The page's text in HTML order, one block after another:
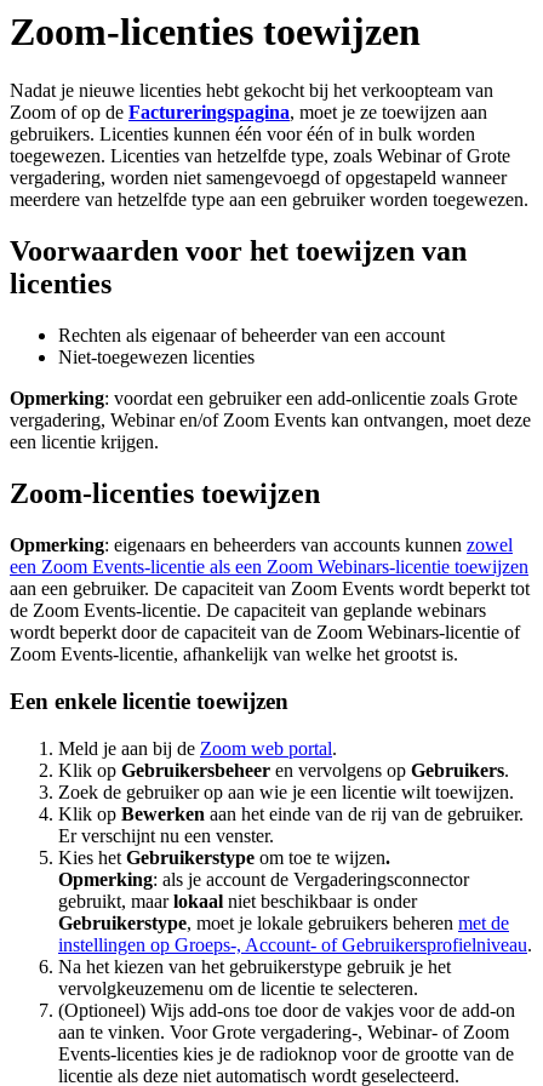
Zoom-licenties toewijzen
Nadat je nieuwe licenties hebt gekocht bij het verkoopteam van
Zoom of op de Factureringspagina, moet je ze toewijzen aan
gebruikers. Licenties kunnen één voor één of in bulk worden
toegewezen. Licenties van hetzelfde type, zoals Webinar of Grote
vergadering, worden niet samengevoegd of opgestapeld wanneer
meerdere van hetzelfde type aan een gebruiker worden toegewezen.
Voorwaarden voor het toewijzen van
licenties
Rechten als eigenaar of beheerder van een account
Niet-toegewezen licenties
Opmerking: voordat een gebruiker een add-onlicentie zoals Grote
vergadering, Webinar en/of Zoom Events kan ontvangen, moet deze
een licentie krijgen.
Zoom-licenties toewijzen
Opmerking: eigenaars en beheerders van accounts kunnen zowel
een Zoom Events-licentie als een Zoom Webinars-licentie toewijzen
aan een gebruiker. De capaciteit van Zoom Events wordt beperkt tot
de Zoom Events-licentie. De capaciteit van geplande webinars
wordt beperkt door de capaciteit van de Zoom Webinars-licentie of
Zoom Events-licentie, afhankelijk van welke het grootst is.
Een enkele licentie toewijzen
Meld je aan bij de Zoom web portal.
Klik op Gebruikersbeheer en vervolgens op Gebruikers.
Zoek de gebruiker op aan wie je een licentie wilt toewijzen.
Klik op Bewerken aan het einde van de rij van de gebruiker.
Er verschijnt nu een venster.
Kies het Gebruikerstype om toe te wijzen.
Opmerking: als je account de Vergaderingsconnector
gebruikt, maarlokaal niet beschikbaar is onder
Gebruikerstype, moet je lokale gebruikers beheren met de
instellingen op Groeps-, Account- of Gebruikersprofielniveau.
Na het kiezen van het gebruikerstype gebruik je het
vervolgkeuzemenu om de licentie te selecteren.
(Optioneel) Wijs add-ons toe door de vakjes voor de add-on
aan te vinken. Voor Grote vergadering-, Webinar- of Zoom
Events-licenties kies je de radioknop voor de grootte van de
licentie als deze niet automatisch wordt geselecteerd.